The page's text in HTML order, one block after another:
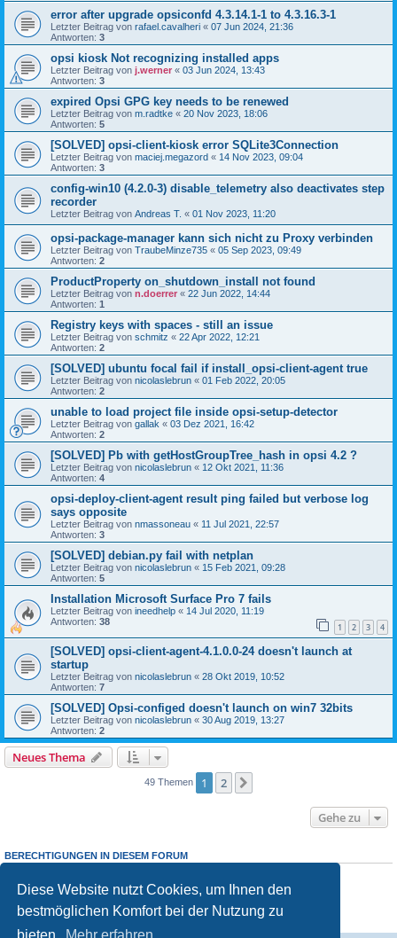
Diese Website nutzt Cookies, um Ihnen den
bestmöglichen Komfort bei der Nutzung zu
error after upgrade opsiconfd 4.3.14.1-1 to 4.3.16.3-1
Letzter Beitrag von rafael.cavalheri « 07 Jun 2024, 21:36
Antworten: 3
opsi kiosk Not recognizing installed apps
Letzter Beitrag von j.werner « 03 Jun 2024, 13:43
Antworten: 3
expired Opsi GPG key needs to be renewed
Letzter Beitrag von m.radtke « 20 Nov 2023, 18:06
Antworten: 5
[SOLVED] opsi-client-kiosk error SQLite3Connection
Letzter Beitrag von maciej.megazord « 14 Nov 2023, 09:04
Antworten: 3
config-win10 (4.2.0-3) disable_telemetry also deactivates step
recorder
Letzter Beitrag von Andreas T. « 01 Nov 2023, 11:20
opsi-package-manager kann sich nicht zu Proxy verbinden
Letzter Beitrag von TraubeMinze735 « 05 Sep 2023, 09:49
Antworten: 2
ProductProperty on_shutdown_install not found
Letzter Beitrag von n.doerrer « 22 Jun 2022, 14:44
Antworten: 1
Registry keys with spaces - still an issue
Letzter Beitrag von schmitz « 22 Apr 2022, 12:21
Antworten: 2
[SOLVED] ubuntu focal fail if install_opsi-client-agent true
Letzter Beitrag von nicolaslebrun « 01 Feb 2022, 20:05
Antworten: 2
unable to load project file inside opsi-setup-detector
Letzter Beitrag von gallak « 03 Dez 2021, 16:42
Antworten: 2
[SOLVED] Pb with getHostGroupTree_hash in opsi 4.2 ?
Letzter Beitrag von nicolaslebrun « 12 Okt 2021, 11:36
Antworten: 4
opsi-deploy-client-agent result ping failed but verbose log
says opposite
Letzter Beitrag von nmassoneau « 11 Jul 2021, 22:57
Antworten: 3
[SOLVED] debian.py fail with netplan
Letzter Beitrag von nicolaslebrun « 15 Feb 2021, 09:28
Antworten: 5
Installation Microsoft Surface Pro 7 fails
Letzter Beitrag von ineedhelp « 14 Jul 2020, 11:19
Antworten: 38 1 2 3 4
[SOLVED] opsi-client-agent-4.1.0.0-24 doesn't launch at
startup
Letzter Beitrag von nicolaslebrun « 28 Okt 2019, 10:52
Antworten: 7
[SOLVED] Opsi-configed doesn't launch on win7 32bits
Letzter Beitrag von nicolaslebrun « 30 Aug 2019, 13:27
Antworten: 2
Neues Thema
49 Themen 1 2
Gehe zu
BERECHTIGUNGEN IN DIESEM FORUM
Sie dürfenkeineAntworten zu Themen in diesem Forum erstellen.
Sie dürfen Ihre Beiträge in diesem Forumnicht ändern.
Sie dürfen Ihre Beiträge in diesem Forumnichtlöschen.
keine